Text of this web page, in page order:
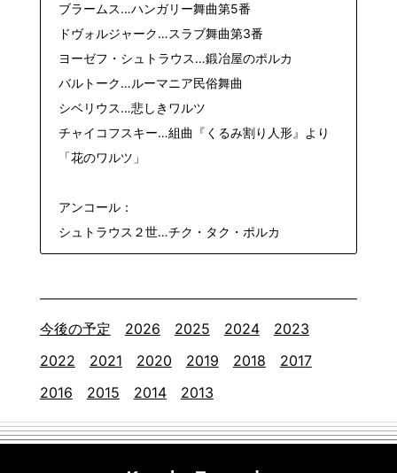
ブラームス…ハンガリー舞曲第5番
ドヴォルジャーク…スラブ舞曲第3番
ヨーゼフ・シュトラウス…鍛冶屋のポルカ
バルトーク…ルーマニア民俗舞曲
シベリウス…悲しきワルツ
チャイコフスキー…組曲『くるみ割り人形』より
「花のワルツ」
アンコール：
シュトラウス２世…チク・タク・ポルカ
今後の予定 2026 2025 2024
2023
2022
2021 2020 2019 2018
2017
2016
2015 2014 2013